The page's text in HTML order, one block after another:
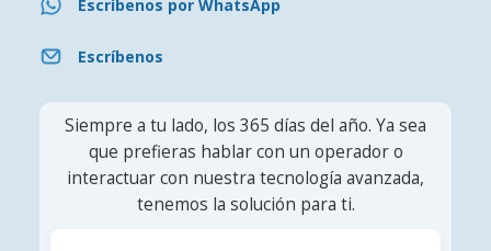
Escríbenos por WhatsApp
Escríbenos
Siempre a tu lado, los 365 días del año. Ya sea
que prefieras hablar con un operador o
interactuar con nuestra tecnología avanzada,
tenemos la solución para ti.